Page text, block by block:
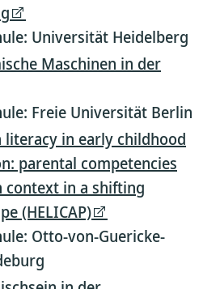
Universität Heidelberg
Maschinen in der
Freie Universität Berlin
literacy in early childhood
parental competencies
context in a shifting
(HELICAP)
Otto-von-Guericke-